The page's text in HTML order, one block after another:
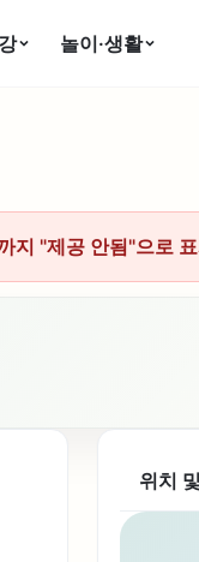
놀이·생활
지 "제공 안됨"으로
위치